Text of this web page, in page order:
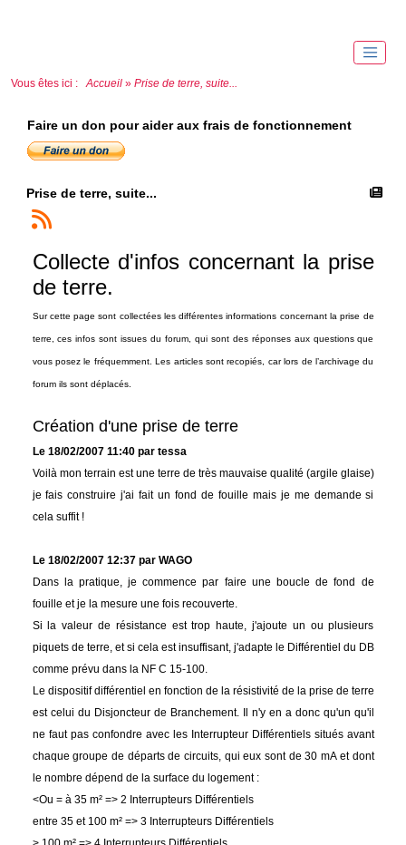
Vous êtes ici : Accueil » Prise de terre, suite...
Faire un don pour aider aux frais de fonctionnement
Prise de terre, suite...
Collecte d'infos concernant la prise
de terre.
Sur cette page sont collectées les différentes informations concernant la prise de
terre, ces infos sont issues du forum, qui sont des réponses aux questions que
vous posez le fréquemment. Les articles sont recopiés, car lors de l’archivage du
forum ils sont déplacés.
Création d'une prise de terre
Le 18/02/2007 11:40 par tessa
Voilà mon terrain est une terre de très mauvaise qualité (argile glaise)
je fais construire j'ai fait un fond de fouille mais je me demande si
cela suffit !
Le 18/02/2007 12:37 par WAGO
Dans la pratique, je commence par faire une boucle de fond de
fouille et je la mesure une fois recouverte.
Si la valeur de résistance est trop haute, j'ajoute un ou plusieurs
piquets de terre, et si cela est insuffisant, j'adapte le Différentiel du DB
comme prévu dans la NF C 15-100.
Le dispositif différentiel en fonction de la résistivité de la prise de terre
est celui du Disjoncteur de Branchement. Il n'y en a donc qu'un qu'il
ne faut pas confondre avec les Interrupteur Différentiels situés avant
chaque groupe de départs de circuits, qui eux sont de 30 mA et dont
le nombre dépend de la surface du logement :
<Ou = à 35 m² => 2 Interrupteurs Différentiels
entre 35 et 100 m² => 3 Interrupteurs Différentiels